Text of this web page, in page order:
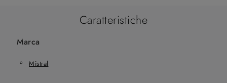
Caratteristiche
Marca
Mistral